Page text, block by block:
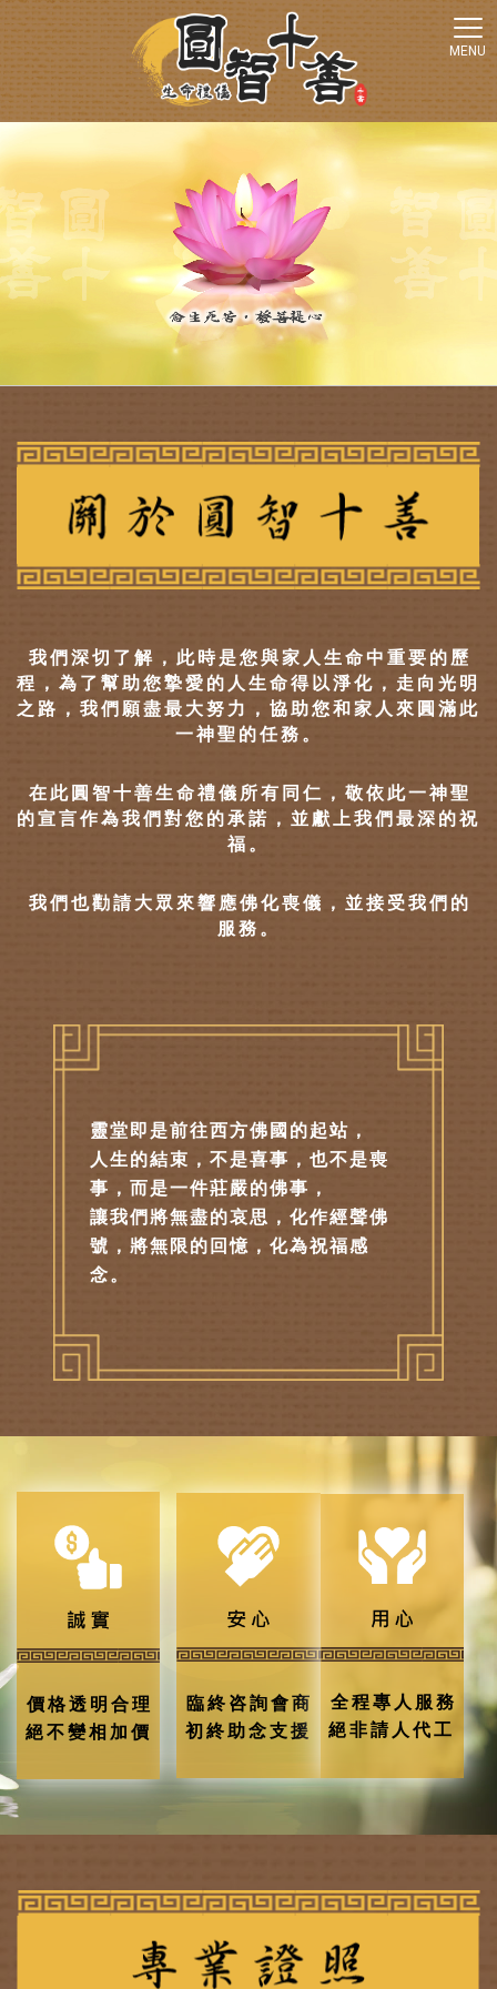
我們深切了解，此時是您與家人生命中重要的歷
程，為了幫助您摯愛的人生命得以淨化，走向光明
之路，我們願盡最大努力，協助您和家人來圓滿此
一神聖的任務。
在此圓智十善生命禮儀所有同仁，敬依此一神聖
的宣言作為我們對您的承諾，並獻上我們最深的祝
福。
我們也勸請大眾來響應佛化喪儀，並接受我們的
服務。
靈堂即是前往西方佛國的起站，
人生的結束，不是喜事，也不是喪
事，而是一件莊嚴的佛事，
讓我們將無盡的哀思，化作經聲佛
號，將無限的回憶，化為祝福感
念。
價格透明合理
絕不變相加價
臨終咨詢會商
初終助念支援
全程專人服務
絕非請人代工